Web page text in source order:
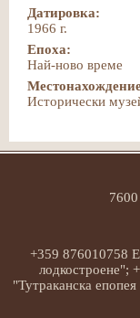
Датировка:
1966 г.
Епоха:
Най-ново време
Исторически
+359 876010758
лодкостроене";
"Тутраканска